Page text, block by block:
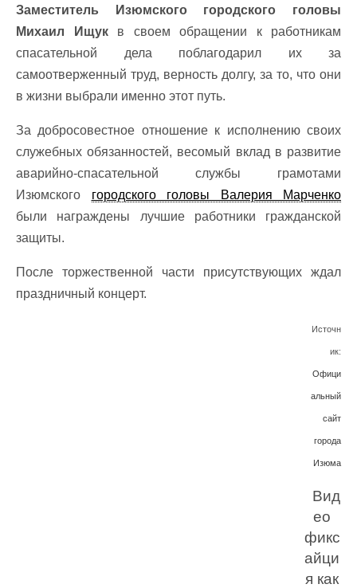
Заместитель Изюмского городского головы
Михаил Ищукв своем обращении к работникам
спасательной дела поблагодарил их за
самоотверженный труд, верность долгу, за то, что они
в жизни выбрали именно этот путь.
За добросовестное отношение к исполнению своих
служебных обязанностей, весомый вклад в развитие
аварийно-спасательной службы грамотами
Изюмского городского головы Валерия Марченко
были награждены лучшие работники гражданской
защиты.
После торжественной части присутствующих ждал
праздничный концерт.
Источн
ик:
Офици
альный
сайт
города
Изюма
Вид
ео
фикс
айци
я как